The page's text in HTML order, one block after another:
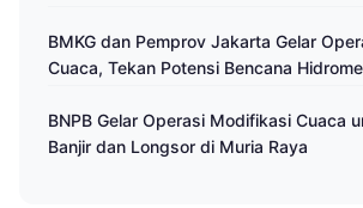
BMKG dan Pemprov Jakarta Gelar
Cuaca, Tekan Potensi Bencana
BNPB Gelar Operasi Modifikasi Cuaca
Banjir dan Longsor di Muria Raya